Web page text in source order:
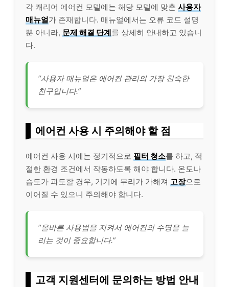
각 캐리어 에어컨 모델에는 해당 모델에 맞춘 사용자
매뉴얼가 존재합니다. 매뉴얼에서는 오류 코드 설명
뿐 아니라, 문제 해결 단계를 상세히 안내하고 있습니
다.
“사용자 매뉴얼은 에어컨 관리의 가장 친숙한
친구입니다.”
에어컨 사용 시 주의해야 할 점
에어컨 사용 시에는 정기적으로 필터 청소를 하고, 적
절한 환경 조건에서 작동하도록 해야 합니다. 온도나
습도가 과도할 경우, 기기에 무리가 가해져 고장으로
이어질 수 있으니 주의해야 합니다.
“올바른 사용법을 지켜서 에어컨의 수명을 늘
리는 것이 중요합니다.”
고객 지원센터에 문의하는 방법 안내